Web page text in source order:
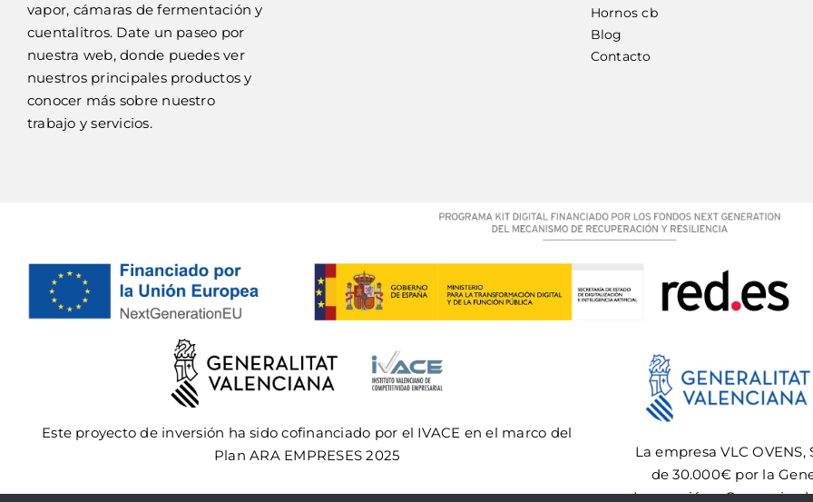
vapor, cámaras de fermentación y
cuentalitros. Date un paseo por
nuestra web, donde puedes ver
nuestros principales productos y
conocer más sobre nuestro
trabajo y servicios.
Hornos cb
Blog
Contacto
Este proyecto de inversión ha sido cofinanciado por el IVACE en el marco del
Plan ARA EMPRESES 2025
La empresa VLC
de 30.000€ por la
Innovación y Comercio,